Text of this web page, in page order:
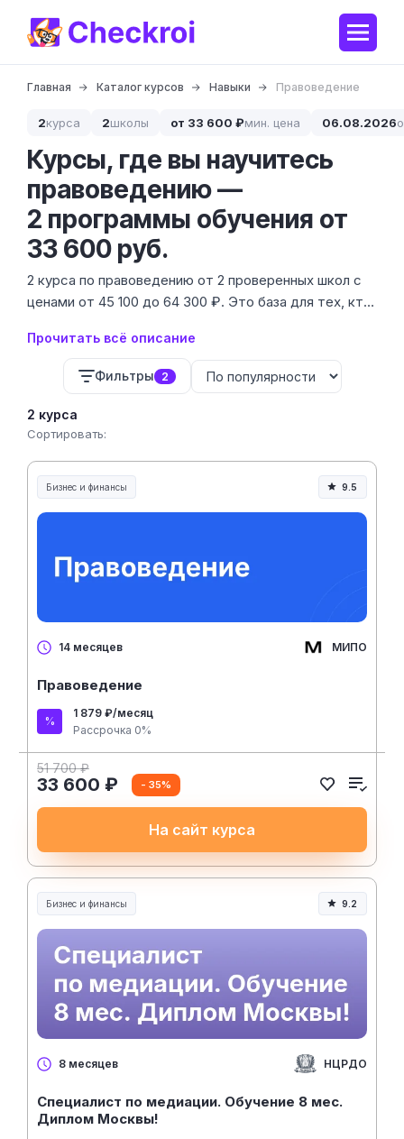
Главная Каталог курсов Навыки Правоведение
2курса 2школы от 33 600 ₽мин. цена 06.08.2026
Курсы, где вы научитесь
правоведению —
2 программы обучения от
33 600 руб.
2 курса по правоведению от 2 проверенных школ с
ценами от 45 100 до 64 300 ₽. Это база для тех, кто
или подготовиться к поступлению в профильный вуз.
Прочитать всё описание
Фильтры 2
2 курса
Сортировать:
Бизнес и финансы 9.5
14 месяцев МИПО
Правоведение
1 879 ₽/месяц
Рассрочка 0%
51 700 ₽
33 600 ₽ - 35%
На сайт курса
Бизнес и финансы 9.2
8 месяцев НЦРДО
Специалист по медиации. Обучение 8 мес.
Диплом Москвы!